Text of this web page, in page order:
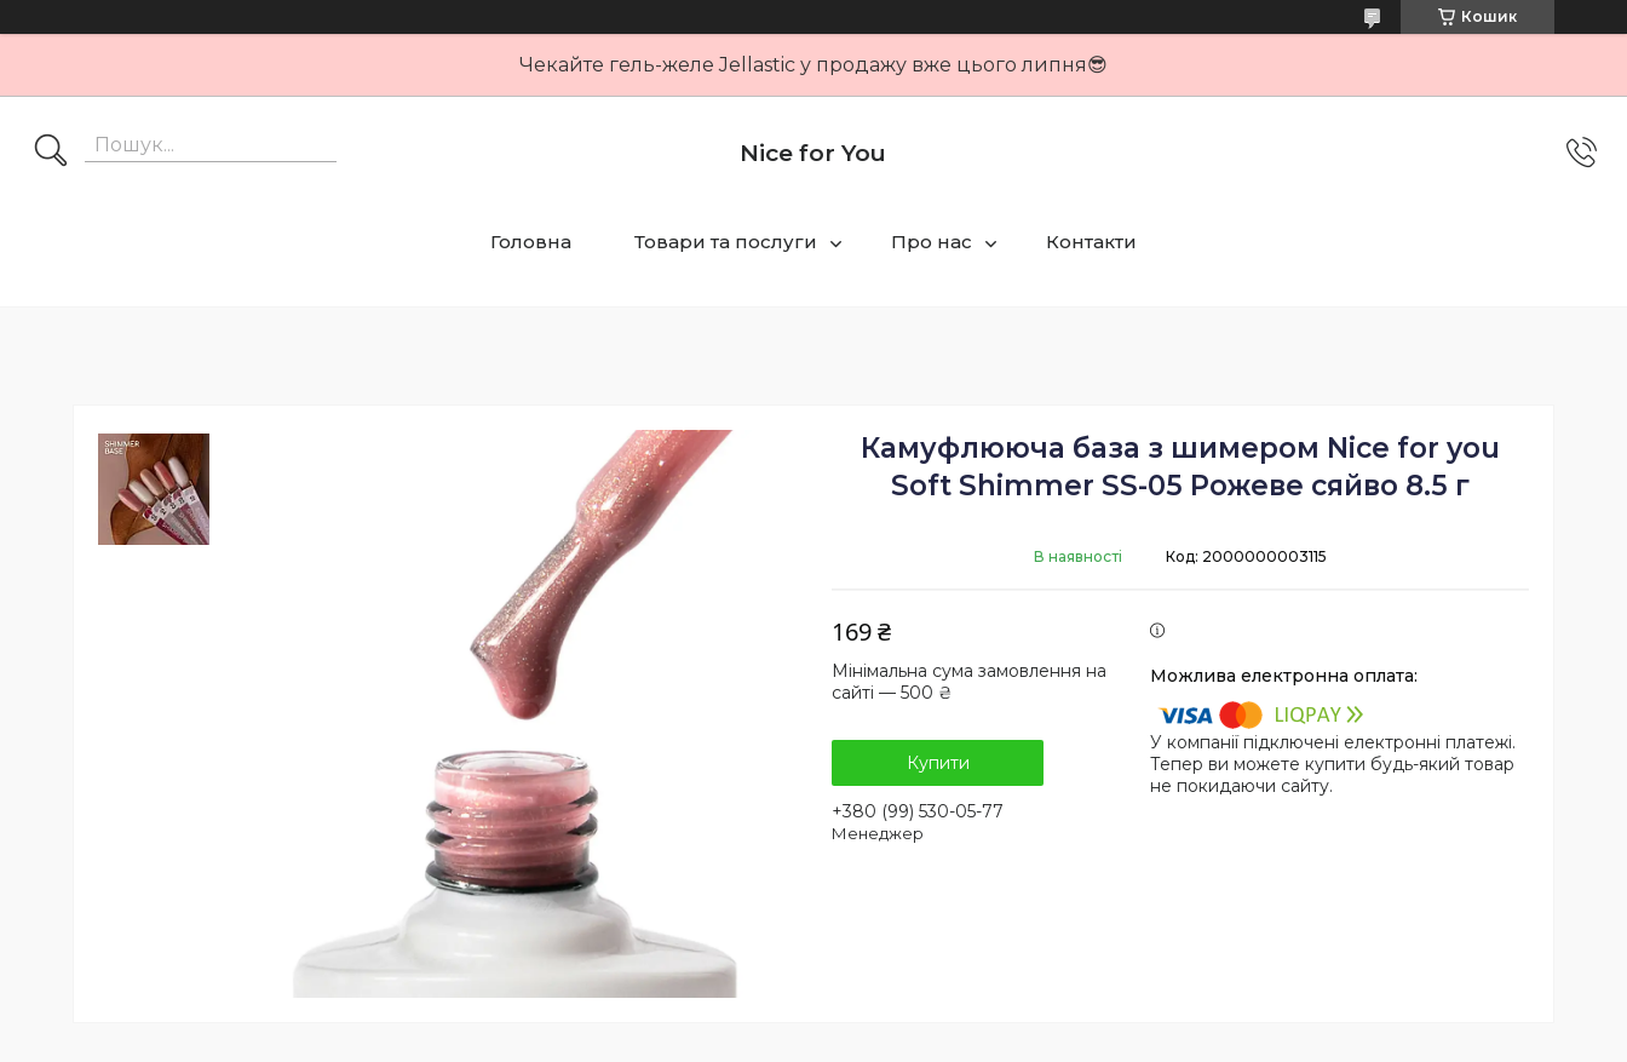
Кошик
Чекайте гель-желе Jellastic у продажу вже цього липня😎
Nice for You
Головна Товари та послуги Про нас Контакти
Камуфлююча база з шимером Nice for you
Soft Shimmer SS-05 Рожеве сяйво 8.5 г
В наявності Код: 2000000003115
169 ₴
Мінімальна сума замовлення на
сайті — 500 ₴
Купити
+380 (99) 530-05-77
Менеджер
У компанії підключені електронні платежі.
Тепер ви можете купити будь-який товар
не покидаючи сайту.